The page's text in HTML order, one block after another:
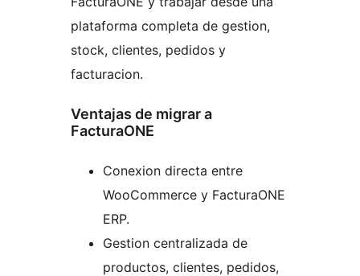
plataforma completa de gestion,
stock, clientes, pedidos y
facturacion.
Ventajas de migrar a
FacturaONE
Conexion directa entre
WooCommerce y FacturaONE
ERP.
Gestion centralizada de
productos, clientes, pedidos,